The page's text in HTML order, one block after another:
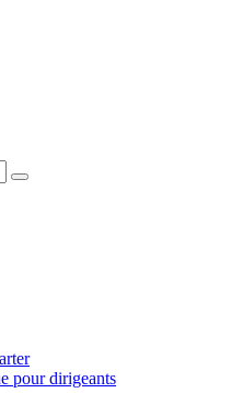
pour dirigeants